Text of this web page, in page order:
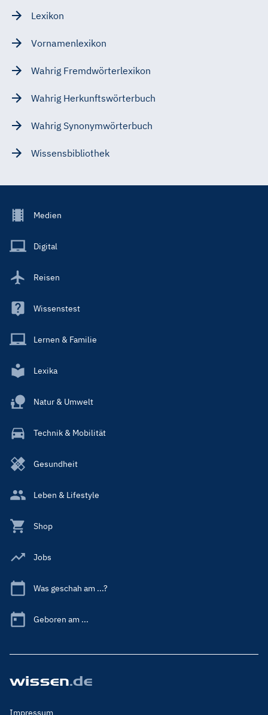
Lexikon
Vornamenlexikon
Wahrig Fremdwörterlexikon
Wahrig Herkunftswörterbuch
Wahrig Synonymwörterbuch
Wissensbibliothek
Footer
Main
Medien
Digital
Reisen
Wissenstest
Lernen & Familie
Lexika
Natur & Umwelt
Technik & Mobilität
Gesundheit
Leben & Lifestyle
Shop
Jobs
Was geschah am ...?
Geboren am ...
Footer
Impressum